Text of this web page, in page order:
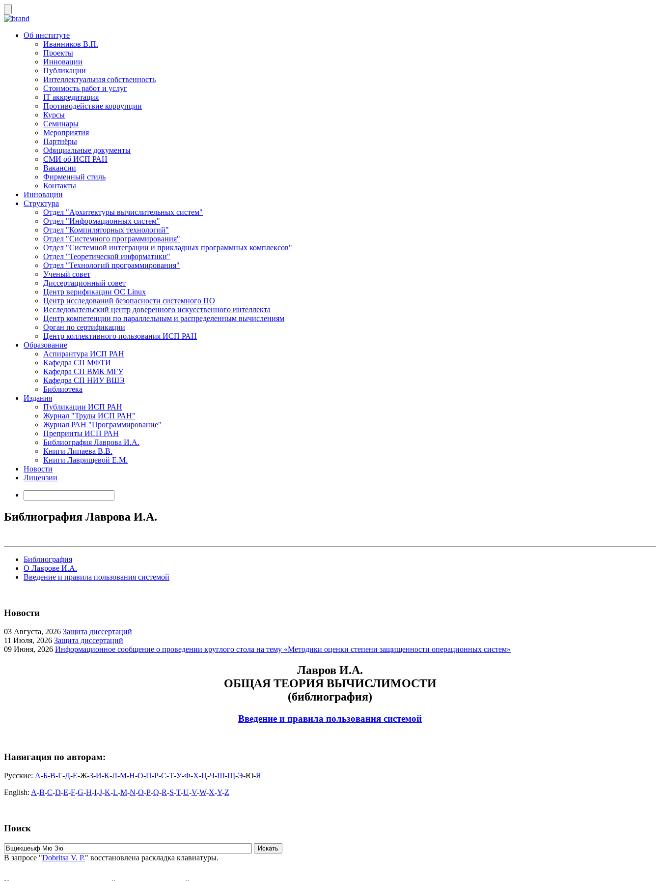
Об институте
Иванников В.П.
Проекты
Инновации
Публикации
Интеллектуальная собственность
Стоимость работ и услуг
IT аккредитация
Противодействие коррупции
Курсы
Семинары
Мероприятия
Партнёры
Официальные документы
СМИ об ИСП РАН
Вакансии
Фирменный стиль
Контакты
Инновации
Структура
Отдел "Архитектуры вычислительных систем"
Отдел "Информационных систем"
Отдел "Компиляторных технологий"
Отдел "Системного программирования"
Отдел "Системной интеграции и прикладных программных комплексов"
Отдел "Теоретической информатики"
Отдел "Технологий программирования"
Ученый совет
Диссертационный совет
Центр верификации ОС Linux
Центр исследований безопасности системного ПО
Исследовательский центр доверенного искусственного интеллекта
Центр компетенции по параллельным и распределенным вычислениям
Орган по сертификации
Центр коллективного пользования ИСП РАН
Образование
Аспирантура ИСП РАН
Кафедра СП МФТИ
Кафедра СП ВМК МГУ
Кафедра СП НИУ ВШЭ
Библиотека
Издания
Публикации ИСП РАН
Журнал "Труды ИСП РАН"
Журнал РАН "Программирование"
Препринты ИСП РАН
Библиография Лаврова И.А.
Книги Липаева В.В.
Книги Лаврищевой Е.М.
Новости
Лицензии
Библиография Лаврова И.А.
Библиография
О Лаврове И.А.
Введение и правила пользования системой
Новости
03 Августа, 2026 Защита диссертаций
11 Июля, 2026 Защита диссертаций
09 Июня, 2026 Информационное сообщение о проведении круглого стола на тему «Методики оценки степени защищенности операционных систем»
Лавров И.А.
ОБЩАЯ ТЕОРИЯ ВЫЧИСЛИМОСТИ
(библиография)
Введение и правила пользования системой
Навигация по авторам:
Русские: А-Б-В-Г-Д-Е-Ж-З-И-К-Л-М-Н-О-П-Р-С-Т-У-Ф-Х-Ц-Ч-Ш-Щ-Э-Ю-Я
English: A-B-C-D-E-F-G-H-I-J-K-L-M-N-O-P-Q-R-S-T-U-V-W-X-Y-Z
Поиск
В запросе "Dobritsa V. P." восстановлена раскладка клавиатуры.